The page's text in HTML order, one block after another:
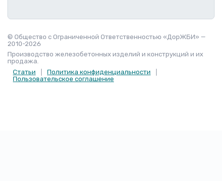
© Общество с Ограниченной Ответственностью «ДорЖБИ» —
2010-2026
Производство железобетонных изделий и конструкций и их
продажа.
Статьи
Политика конфиденциальности
Пользовательское соглашение